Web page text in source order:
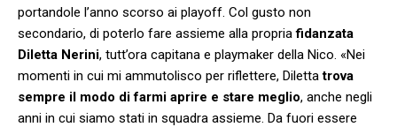
portandole l’anno scorso ai playoff. Col gusto non
secondario, di poterlo fare assieme alla propriafidanzata
Diletta Nerini, tutt’ora capitana e playmaker della Nico. «Nei
momenti in cui mi ammutolisco per riflettere, Dilettatrova
sempre il modo di farmi aprire e stare meglio, anche negli
anni in cui siamo stati in squadra assieme. Da fuori essere